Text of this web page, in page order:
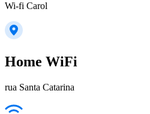
Wi-fi Carol
Home WiFi
rua Santa Catarina